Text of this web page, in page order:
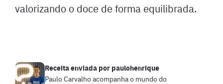
valorizando o doce de forma equilibrada.
Receita enviada por paulohenrique
Paulo Carvalho acompanha o mundo do